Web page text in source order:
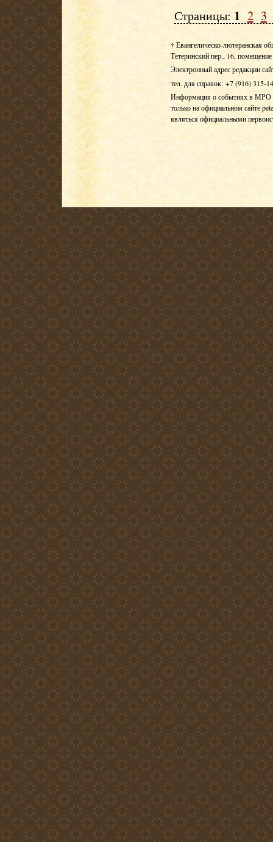
Страницы: 1 2 3
† Евангелическо-лютеранская
Тетеринский пер., 16,
Электронный адрес редакции
тел. для справок: +7 (916) 315-
Информация о событиях в МРО
только на официальном сайте
являться официальными